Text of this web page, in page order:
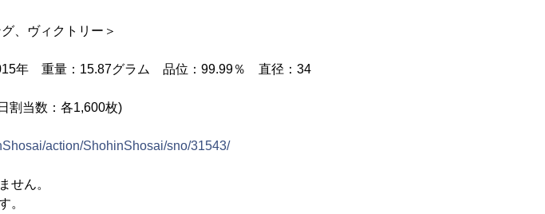
、ヴィクトリー＞
年 重量：15.87グラム 品位：99.99％ 直径：34
割当数：各1,600枚)
action/ShohinShosai/sno/31543/
せん。
。